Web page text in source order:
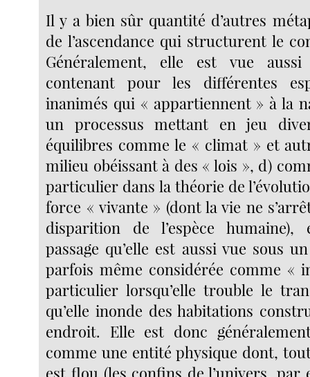
Il y a bien sûr quantité d’autres
de l’ascendance qui structurent le
Généralement, elle est vue
contenant pour les différentes
inanimés qui « appartiennent » à la
un processus mettant en jeu
équilibres comme le « climat » et
milieu obéissant à des « lois », d)
particulier dans la théorie de
force « vivante » (dont la vie ne
disparition de l’espèce
passage qu’elle est aussi vue sous
parfois même considérée comme «
particulier lorsqu’elle trouble le
qu’elle inonde des habitations
endroit. Elle est donc
comme une entité physique dont,
est flou (les confins de l’univers, par